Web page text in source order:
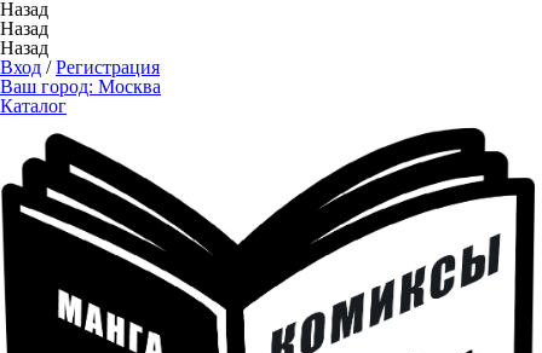
Назад
Назад
Назад
Вход /Регистрация
Ваш город: Москва
Каталог